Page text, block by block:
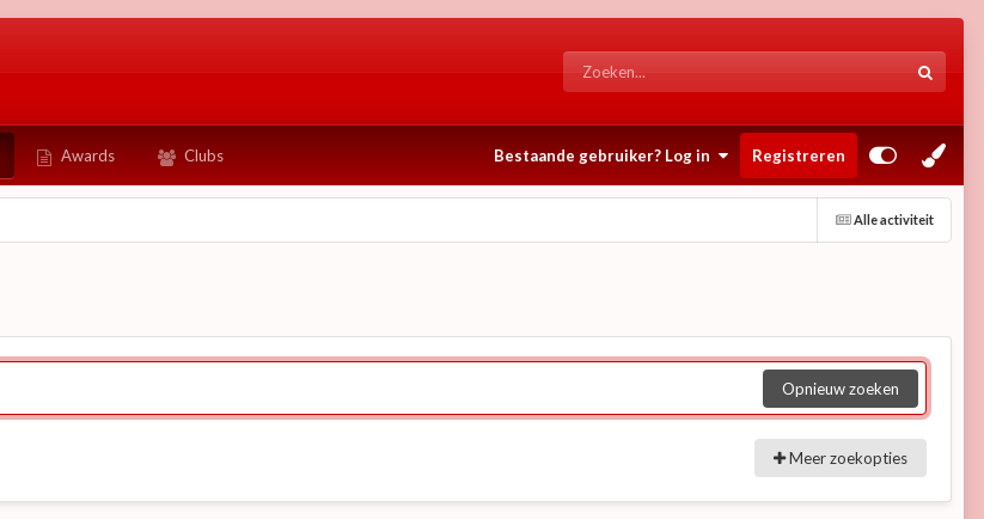
Awards Clubs Bestaande gebruiker? Log in Registreren
Alle activiteit
Opnieuw zoeken
Meer zoekopties